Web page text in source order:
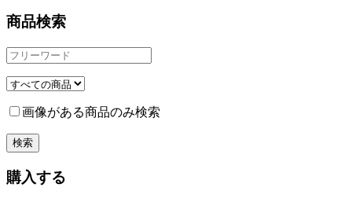
商品検索
画像がある商品のみ検索
購入する